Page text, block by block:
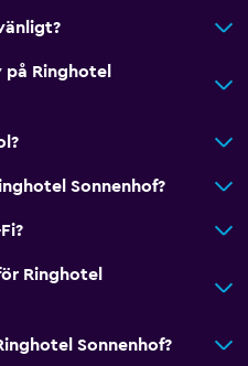
Ringhotel
Sonnenhof?
Ringhotel
Sonnenhof?